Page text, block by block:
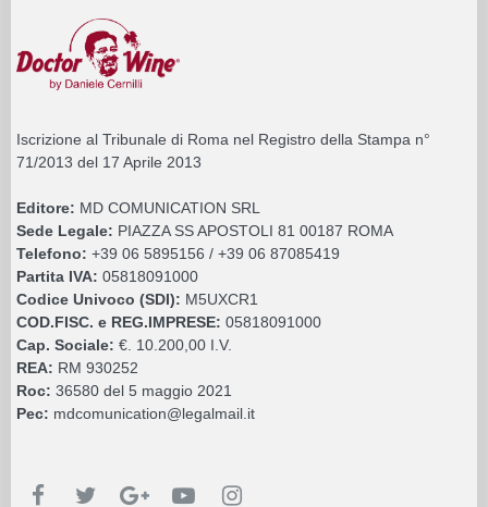
Iscrizione al Tribunale di Roma nel Registro della Stampa n°
71/2013 del 17 Aprile 2013
Editore: MD COMUNICATION SRL
Sede Legale: PIAZZA SS APOSTOLI 81 00187 ROMA
Telefono: +39 06 5895156 / +39 06 87085419
Partita IVA: 05818091000
Codice Univoco (SDI): M5UXCR1
COD.FISC. e REG.IMPRESE: 05818091000
Cap. Sociale: €. 10.200,00 I.V.
REA: RM 930252
Roc: 36580 del 5 maggio 2021
Pec: mdcomunication@legalmail.it